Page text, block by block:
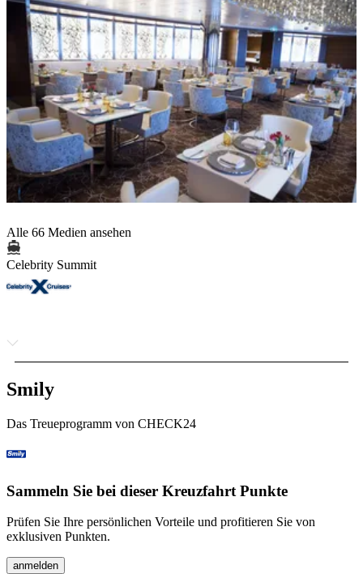
Alle 66 Medien ansehen
Celebrity Summit
Smily
Das Treueprogramm von CHECK24
Sammeln Sie bei dieser Kreuzfahrt Punkte
Prüfen Sie Ihre persönlichen Vorteile und profitieren Sie von
exklusiven Punkten.
anmelden